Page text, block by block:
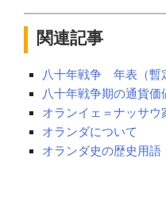
関連記事
八十年戦争 年表（暫
八十年戦争期の通貨価
オランイェ＝ナッサウ
オランダについて
オランダ史の歴史用語